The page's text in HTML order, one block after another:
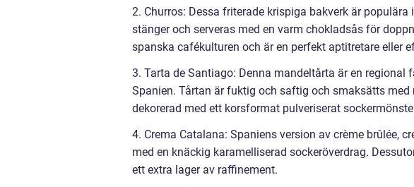
2. Churros: Dessa friterade krispiga bakverk är
stänger och serveras med en varm chokladsås för
spanska cafékulturen och är en perfekt aptitretare eller
3. Tarta de Santiago: Denna mandeltårta är en
Spanien. Tårtan är fuktig och saftig och smaksätts
dekorerad med ett korsformat pulveriserat
4. Crema Catalana: Spaniens version av crème brûlée,
med en knäckig karamelliserad sockeröverdrag.
ett extra lager av raffinement.